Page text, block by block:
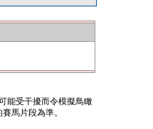
能受干擾而令模擬鳥瞰
馬片段為準。